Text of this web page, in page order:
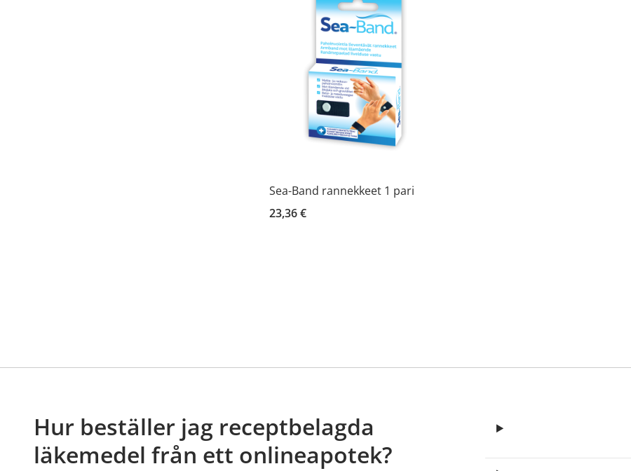
Sea-Band rannekkeet 1 pari
23,36 €
Hur beställer jag receptbelagda
läkemedel från ett onlineapotek?